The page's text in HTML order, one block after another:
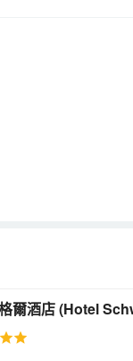
施魏格爾酒店